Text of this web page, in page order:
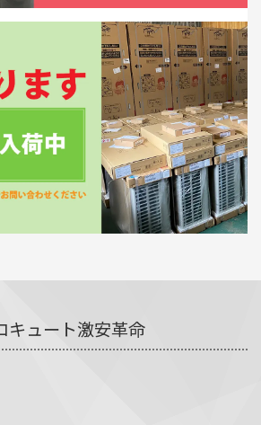
キュート激安革命